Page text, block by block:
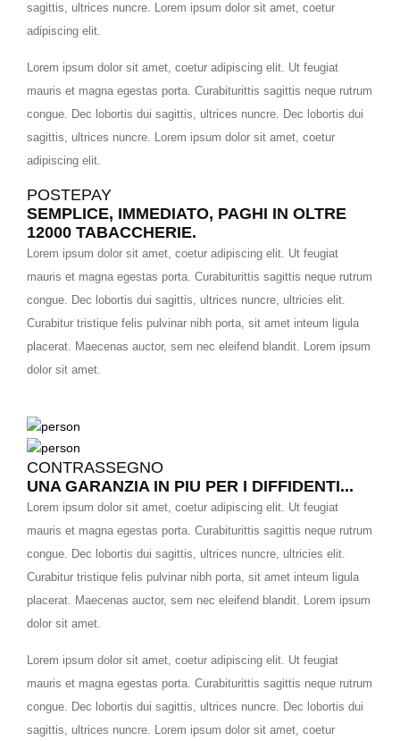
sagittis, ultrices nuncre. Lorem ipsum dolor sit amet, coetur
adipiscing elit.
Lorem ipsum dolor sit amet, coetur adipiscing elit. Ut feugiat
mauris et magna egestas porta. Curabiturittis sagittis neque rutrum
congue. Dec lobortis dui sagittis, ultrices nuncre. Dec lobortis dui
sagittis, ultrices nuncre. Lorem ipsum dolor sit amet, coetur
adipiscing elit.
POSTEPAY
SEMPLICE, IMMEDIATO, PAGHI IN OLTRE
12000 TABACCHERIE.
Lorem ipsum dolor sit amet, coetur adipiscing elit. Ut feugiat
mauris et magna egestas porta. Curabiturittis sagittis neque rutrum
congue. Dec lobortis dui sagittis, ultrices nuncre, ultricies elit.
Curabitur tristique felis pulvinar nibh porta, sit amet inteum ligula
placerat. Maecenas auctor, sem nec eleifend blandit. Lorem ipsum
dolor sit amet.
CONTRASSEGNO
UNA GARANZIA IN PIU PER I DIFFIDENTI...
Lorem ipsum dolor sit amet, coetur adipiscing elit. Ut feugiat
mauris et magna egestas porta. Curabiturittis sagittis neque rutrum
congue. Dec lobortis dui sagittis, ultrices nuncre, ultricies elit.
Curabitur tristique felis pulvinar nibh porta, sit amet inteum ligula
placerat. Maecenas auctor, sem nec eleifend blandit. Lorem ipsum
dolor sit amet.
Lorem ipsum dolor sit amet, coetur adipiscing elit. Ut feugiat
mauris et magna egestas porta. Curabiturittis sagittis neque rutrum
congue. Dec lobortis dui sagittis, ultrices nuncre. Dec lobortis dui
sagittis, ultrices nuncre. Lorem ipsum dolor sit amet, coetur